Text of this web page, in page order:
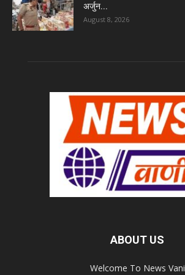
अर्जुन...
August 8, 2026
ABOUT US
Welcome To News Vani